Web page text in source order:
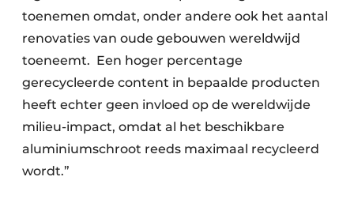
toenemen omdat, onder andere ook het aantal
renovaties van oude gebouwen wereldwijd
toeneemt. Een hoger percentage
gerecycleerde content in bepaalde producten
heeft echter geen invloed op de wereldwijde
milieu-impact, omdat al het beschikbare
aluminiumschroot reeds maximaal recycleerd
wordt.”